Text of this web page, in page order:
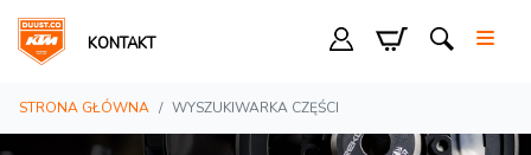
KONTAKT
STRONA GŁÓWNA WYSZUKIWARKA CZĘŚCI